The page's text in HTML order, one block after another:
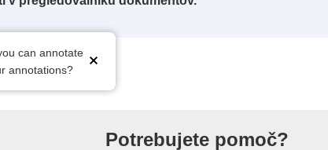
can annotate
annotations?
unijePotrebujete pomoč?